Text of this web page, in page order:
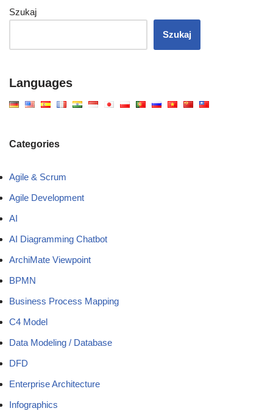
Szukaj
Szukaj
Languages
Categories
Agile & Scrum
Agile Development
AI
AI Diagramming Chatbot
ArchiMate Viewpoint
BPMN
Business Process Mapping
C4 Model
Data Modeling / Database
DFD
Enterprise Architecture
Infographics